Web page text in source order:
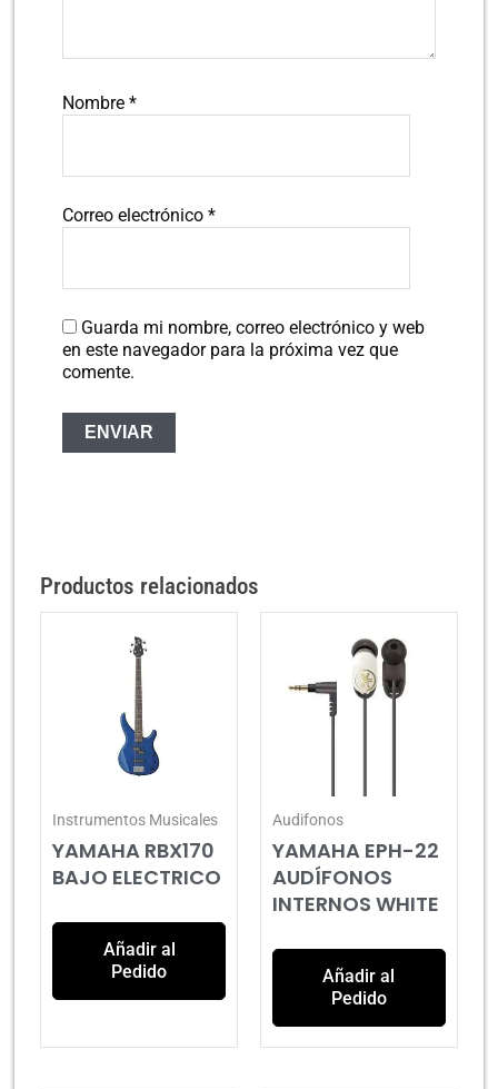
Nombre*
Correo electrónico*
Guarda mi nombre, correo electrónico y web
en este navegador para la próxima vez que
comente.
Productos relacionados
Instrumentos Musicales
YAMAHA RBX170
BAJO ELECTRICO
Añadir al
Pedido
Audifonos
YAMAHA EPH-22
AUDÍFONOS
INTERNOS WHITE
Añadir al
Pedido